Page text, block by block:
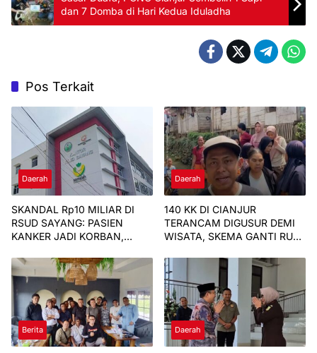
dan 7 Domba di Hari Kedua Iduladha
Pos Terkait
Daerah
SKANDAL Rp10 MILIAR DI
RSUD SAYANG: PASIEN
KANKER JADI KORBAN,
Daerah
140 KK DI CIANJUR
TERANCAM DIGUSUR DEMI
WISATA, SKEMA GANTI RUGI
Berita Daerah